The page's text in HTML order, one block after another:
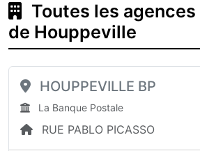
Toutes les
de Houppeville
HOUPPEVILLE BP
La Banque Postale
RUE PABLO PICASSO